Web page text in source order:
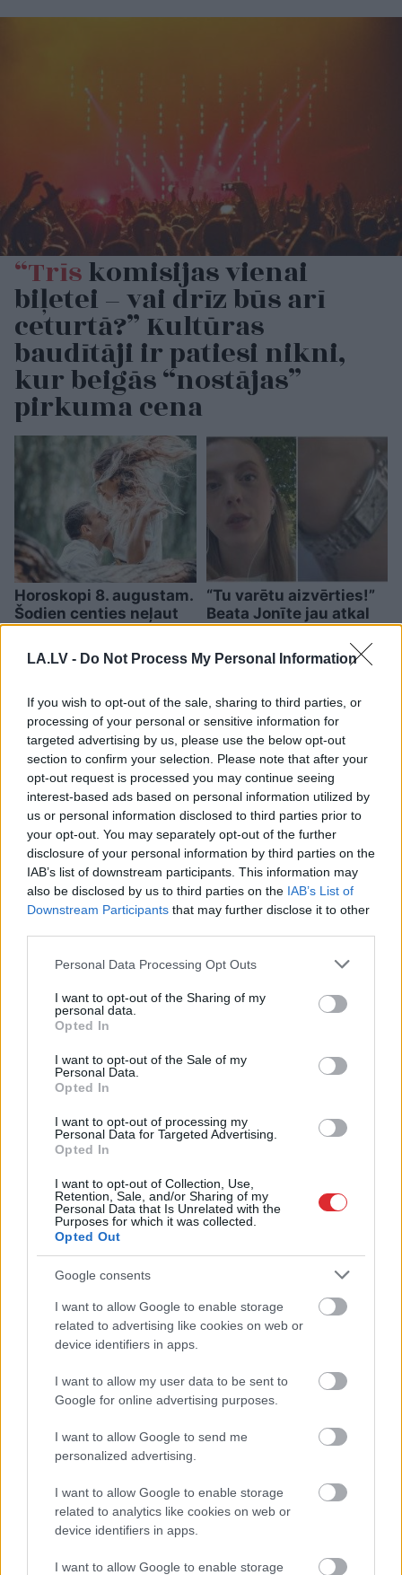
LA.LV - Do Not Process My Personal Information
If you wish to opt-out of the sale, sharing to third parties, or
processing of your personal or sensitive information for
targeted advertising by us, please use the below opt-out
section to confirm your selection. Please note that after your
opt-out request is processed you may continue seeing
interest-based ads based on personal information utilized by
us or personal information disclosed to third parties prior to
your opt-out. You may separately opt-out of the further
disclosure of your personal information by third parties on the
IAB’s list of downstream participants. This information may
also be disclosed by us to third parties on the IAB’s List of
Downstream Participants that may further disclose it to other
Please note that this website/app uses one or more Google
not limited to your visit or usage behaviour. You may click to
grant or deny consent to Google and its third-party tags to
use your data for below specified purposes in below Google
consent section.
Personal Data Processing Opt Outs
I want to opt-out of the Sharing of my
personal data.
Opted In
I want to opt-out of the Sale of my
Personal Data.
Opted In
I want to opt-out of processing my
Personal Data for Targeted Advertising.
Opted In
I want to opt-out of Collection, Use,
Retention, Sale, and/or Sharing of my
Personal Data that Is Unrelated with the
Purposes for which it was collected.
Opted Out
Google consents
I want to allow Google to enable storage
related to advertising like cookies on web or
device identifiers in apps.
I want to allow my user data to be sent to
Google for online advertising purposes.
I want to allow Google to send me
personalized advertising.
I want to allow Google to enable storage
related to analytics like cookies on web or
device identifiers in apps.
I want to allow Google to enable storage
“Trīskomisijas vienai
biļetei – vai drīz būs arī
ceturtā?” Kultūras
baudītāji ir patiesi nikni,
kur beigās “nostājas”
pirkuma cena
Horoskopi 8. augustam.
Šodien centies neļaut
emocijām pārāk spēcīgi
ietekmēt tavus
lēmumus
“Tu varētu aizvērties!”
Beata Jonīte jau atkal
nonāk uzmanības
centrā – šoreiz ar
superdārgu pulksteni
Nosaukts Eiropas
spēcīgākais izlūkdienests,
bet tas nav Ukrainai. Kurā
vietā ir Latvija?
Miljoniiztērēti, skats uz
Vecrīgu ir, bet cilvēku
ar jauno promenādi
“Tikai bagātie izmanto
gribēja pavizināties ar
vilcienu, bet biļešu
cena lika pārdomāt
Atcelt Ziņot